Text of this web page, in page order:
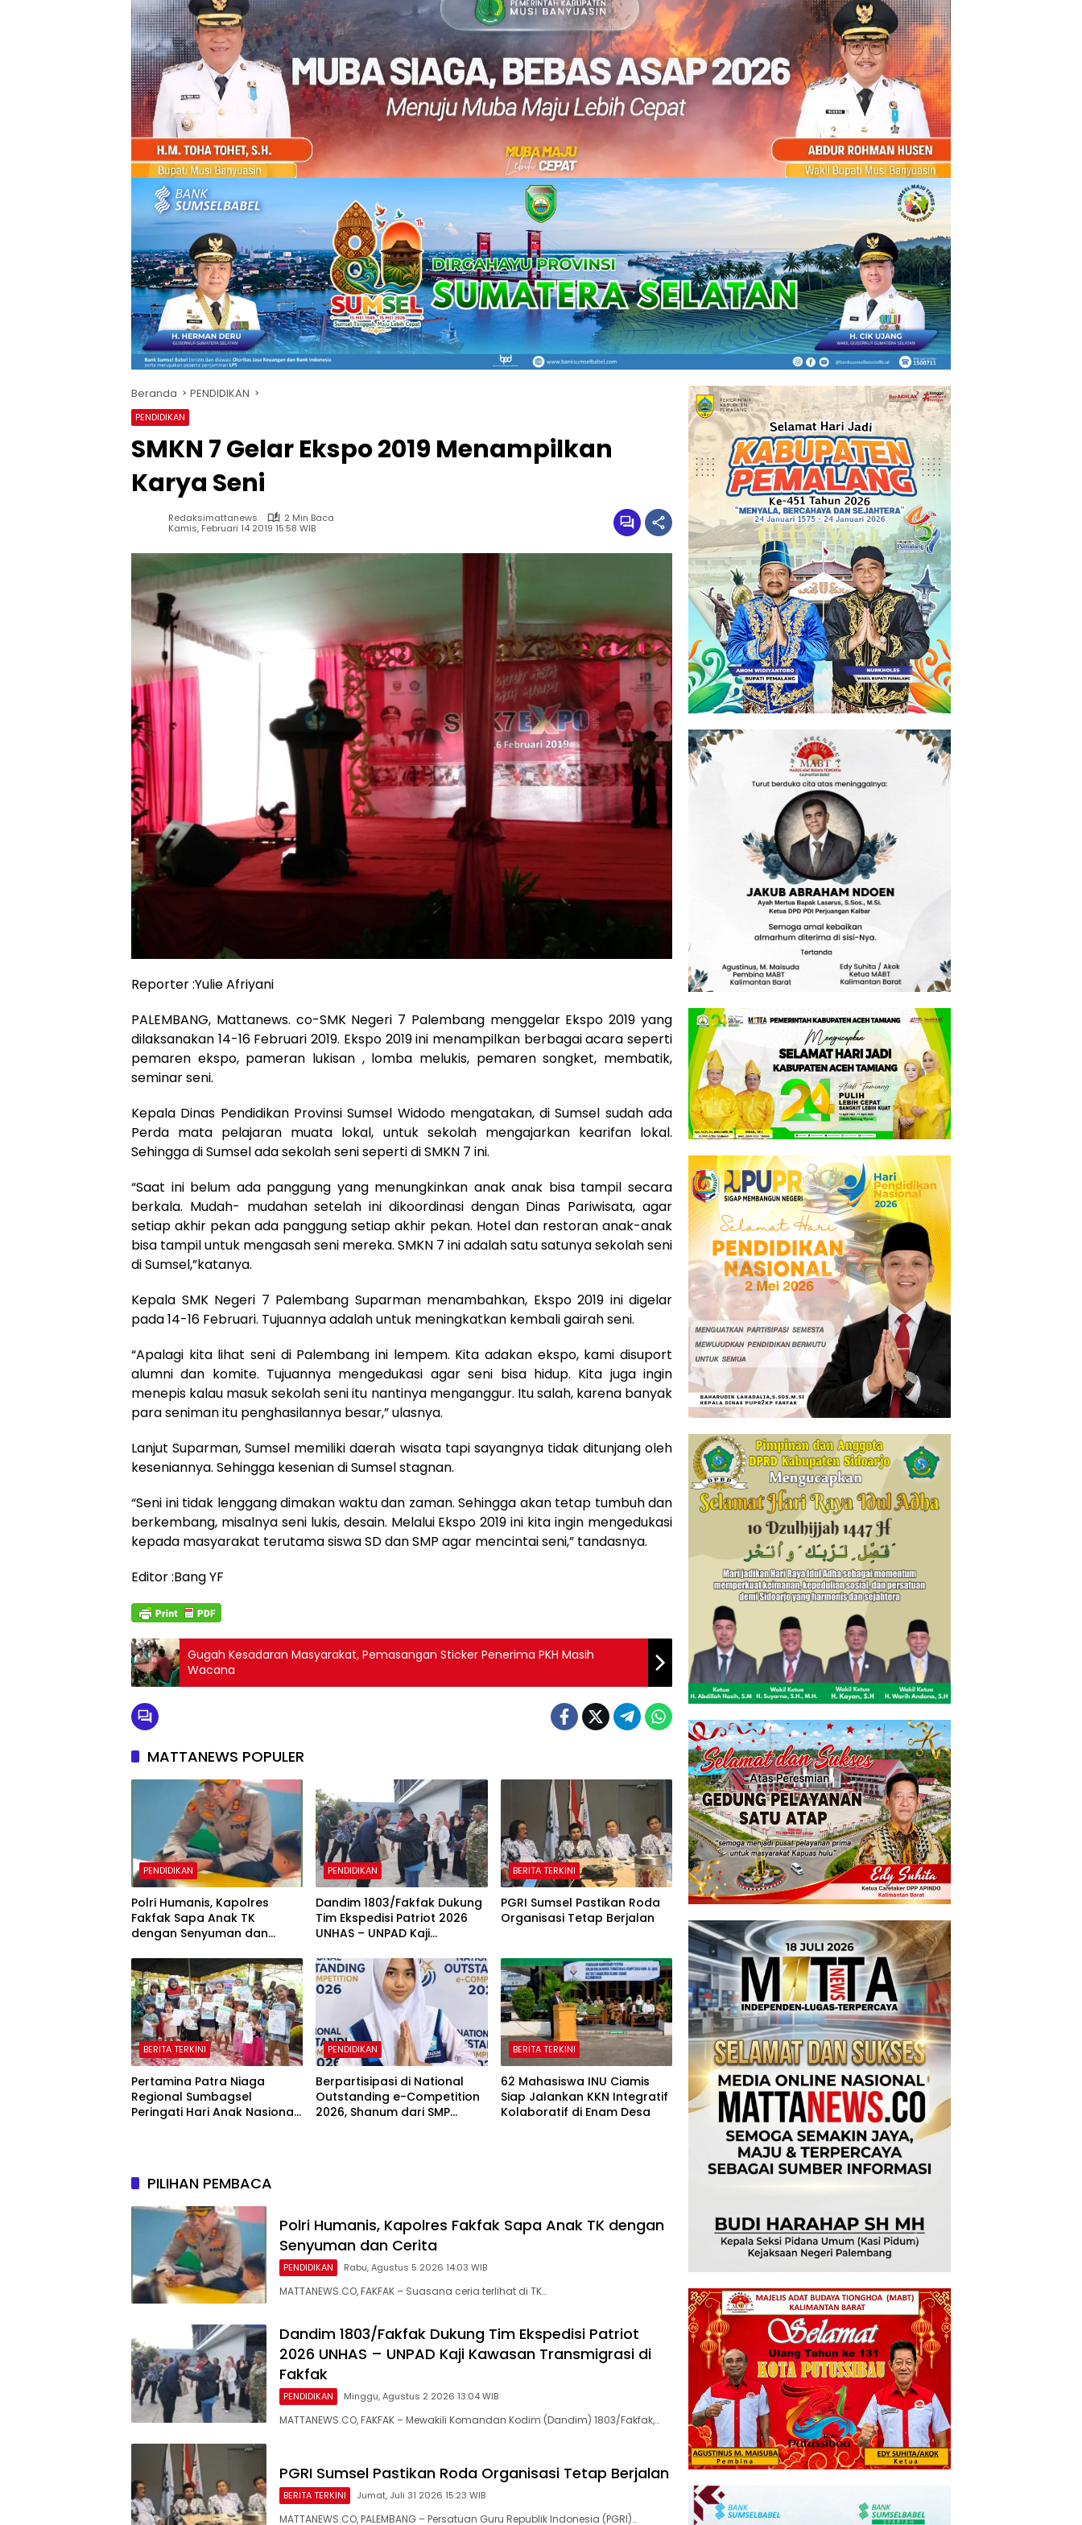
Beranda PENDIDIKAN
PENDIDIKAN
SMKN 7 Gelar Ekspo 2019 Menampilkan
Karya Seni
Redaksimattanews
2 Min Baca
Kamis, Februari 14 2019 15:58 WIB
Reporter :Yulie Afriyani
PALEMBANG, Mattanews. co-SMK Negeri 7 Palembang menggelar Ekspo 2019 yang
dilaksanakan 14-16 Februari 2019. Ekspo 2019 ini menampilkan berbagai acara seperti
pemaren ekspo, pameran lukisan , lomba melukis, pemaren songket, membatik,
seminar seni.
Kepala Dinas Pendidikan Provinsi Sumsel Widodo mengatakan, di Sumsel sudah ada
Perda mata pelajaran muata lokal, untuk sekolah mengajarkan kearifan lokal.
Sehingga di Sumsel ada sekolah seni seperti di SMKN 7 ini.
“Saat ini belum ada panggung yang menungkinkan anak anak bisa tampil secara
berkala. Mudah- mudahan setelah ini dikoordinasi dengan Dinas Pariwisata, agar
setiap akhir pekan ada panggung setiap akhir pekan. Hotel dan restoran anak-anak
bisa tampil untuk mengasah seni mereka. SMKN 7 ini adalah satu satunya sekolah seni
di Sumsel,”katanya.
Kepala SMK Negeri 7 Palembang Suparman menambahkan, Ekspo 2019 ini digelar
pada 14-16 Februari. Tujuannya adalah untuk meningkatkan kembali gairah seni.
“Apalagi kita lihat seni di Palembang ini lempem. Kita adakan ekspo, kami disuport
alumni dan komite. Tujuannya mengedukasi agar seni bisa hidup. Kita juga ingin
menepis kalau masuk sekolah seni itu nantinya menganggur. Itu salah, karena banyak
para seniman itu penghasilannya besar,” ulasnya.
Lanjut Suparman, Sumsel memiliki daerah wisata tapi sayangnya tidak ditunjang oleh
keseniannya. Sehingga kesenian di Sumsel stagnan.
“Seni ini tidak lenggang dimakan waktu dan zaman. Sehingga akan tetap tumbuh dan
berkembang, misalnya seni lukis, desain. Melalui Ekspo 2019 ini kita ingin mengedukasi
kepada masyarakat terutama siswa SD dan SMP agar mencintai seni,” tandasnya.
Editor :Bang YF
Gugah Kesadaran Masyarakat, Pemasangan Sticker Penerima PKH Masih
Wacana
MATTANEWS POPULER
PENDIDIKAN
Polri Humanis, Kapolres
Fakfak Sapa Anak TK
dengan Senyuman dan
PENDIDIKAN
Dandim 1803/Fakfak Dukung
Tim Ekspedisi Patriot 2026
UNHAS – UNPAD Kaji
Fakfak
BERITA TERKINI
PGRI Sumsel Pastikan Roda
Organisasi Tetap Berjalan
BERITA TERKINI
Pertamina Patra Niaga
Regional Sumbagsel
Peringati Hari Anak Nasional
PENDIDIKAN
Berpartisipasi di National
Outstanding e-Competition
2026, Shanum dari SMP
BERITA TERKINI
62 Mahasiswa INU Ciamis
Siap Jalankan KKN Integratif
Kolaboratif di Enam Desa
PILIHAN PEMBACA
Polri Humanis, Kapolres Fakfak Sapa Anak TK dengan
Senyuman dan Cerita
PENDIDIKAN Rabu, Agustus 5 2026 14:03 WIB
MATTANEWS.CO, FAKFAK – Suasana ceria terlihat di TK…
Dandim 1803/Fakfak Dukung Tim Ekspedisi Patriot
2026 UNHAS – UNPAD Kaji Kawasan Transmigrasi di
Fakfak
PENDIDIKAN Minggu, Agustus 2 2026 13:04 WIB
MATTANEWS.CO, FAKFAK – Mewakili Komandan Kodim (Dandim) 1803/Fakfak,…
PGRI Sumsel Pastikan Roda Organisasi Tetap Berjalan
BERITA TERKINI Jumat, Juli 31 2026 15:23 WIB
MATTANEWS.CO, PALEMBANG – Persatuan Guru Republik Indonesia (PGRI)…